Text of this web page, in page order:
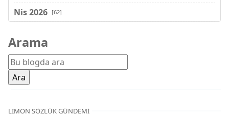
Nis 2026 [62]
Şub 2026
Oca 2026 [72]
Ara 2025
Kas 2025
Arama
LIMON SÖZLÜK GÜNDEMI